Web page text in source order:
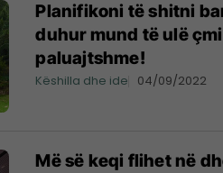
Planifikoni të shitni
duhur mund të ulë
paluajtshme!
Këshilla dhe ide 04/09/2022
Më së keqi flihet në